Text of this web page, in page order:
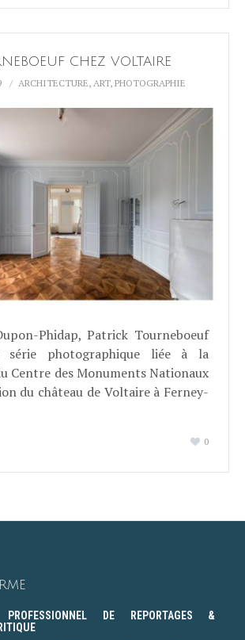
CHEZ VOLTAIRE
ARCHITECTURE, ART, PHOTOGRAPHIE
Phidap, Patrick Tourneboeuf
série photographique liée à la
Centre des Monuments Nationaux
du château de Voltaire à Ferney-
0
PROFESSIONNEL DE REPORTAGES &